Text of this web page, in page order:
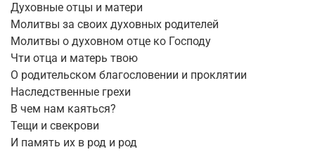
Духовные отцы и матери
Молитвы за своих духовных родителей
Молитвы о духовном отце ко Господу
Чти отца и матерь твою
О родительском благословении и проклятии
Наследственные грехи
В чем нам каяться?
Тещи и свекрови
И память их в род и род